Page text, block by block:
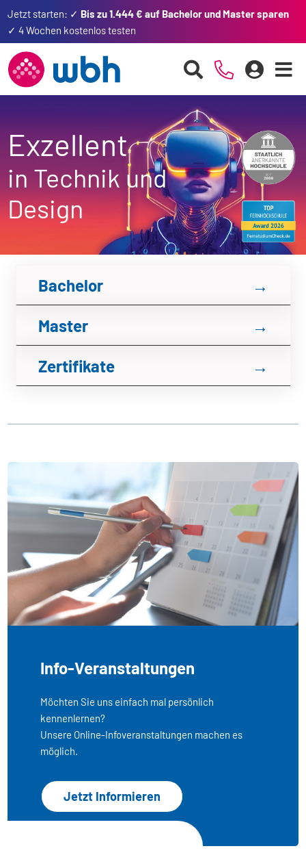
Jetzt starten: ✓ Bis zu 1.444 € auf Bachelor und Master sparen
✓ 4 Wochen kostenlos testen
Exzellent
in Technik und
Design
Bachelor →
Master →
Zertifikate →
Info-Veranstaltungen
Möchten Sie uns einfach mal persönlich
kennenlernen?
Unsere Online-Infoveranstaltungen machen es
möglich.
Jetzt Informieren